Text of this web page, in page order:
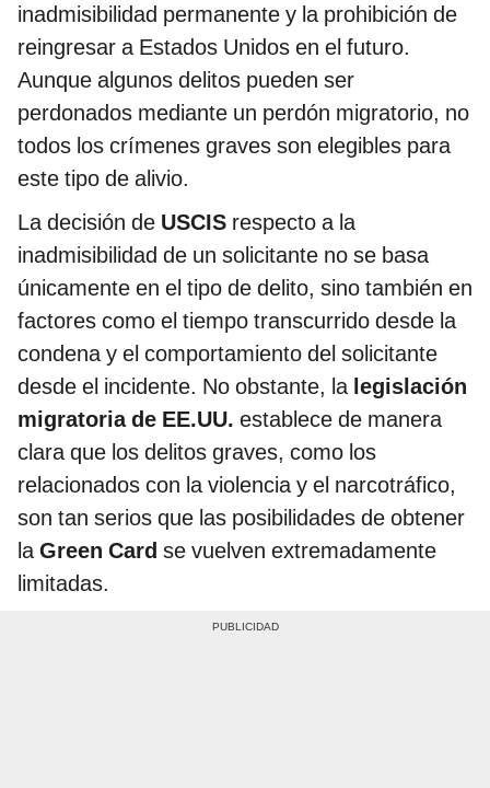
inadmisibilidad permanente y la prohibición de
reingresar a Estados Unidos en el futuro.
Aunque algunos delitos pueden ser
perdonados mediante un perdón migratorio, no
todos los crímenes graves son elegibles para
este tipo de alivio.
La decisión de USCIS respecto a la
inadmisibilidad de un solicitante no se basa
únicamente en el tipo de delito, sino también en
factores como el tiempo transcurrido desde la
condena y el comportamiento del solicitante
desde el incidente. No obstante, la legislación
migratoria de EE.UU. establece de manera
clara que los delitos graves, como los
relacionados con la violencia y el narcotráfico,
son tan serios que las posibilidades de obtener
laGreen Card se vuelven extremadamente
limitadas.